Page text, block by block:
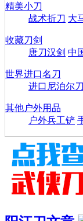
精美小刀
战术折刀 大
收藏刀剑
唐刀汉剑 中
世界进口名刀
进口尼泊尔刀
其他户外用品
户外兵工铲